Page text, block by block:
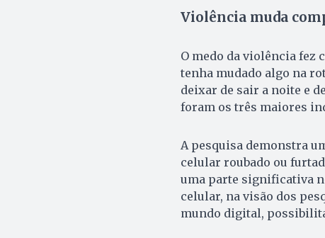
Violência muda
O medo da violência fez
tenha mudado algo na
deixar de sair a noite e
foram os três maiores
A pesquisa demonstra
celular roubado ou
uma parte significativa
celular, na visão dos
mundo digital,